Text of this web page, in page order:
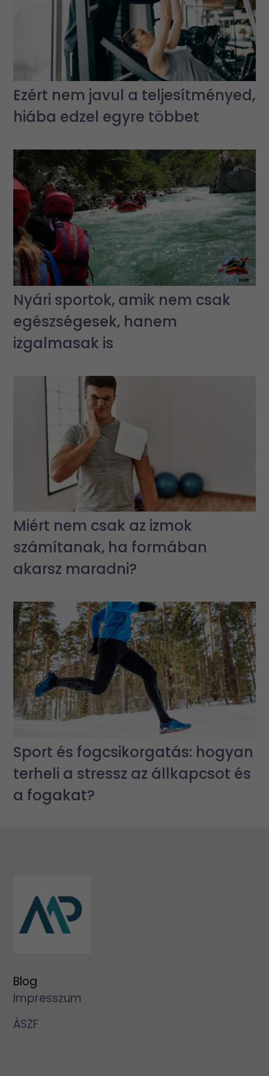
Ezért nem javul a teljesítményed,
hiába edzel egyre többet
Nyári sportok, amik nem csak
egészségesek, hanem
izgalmasak is
Miért nem csak az izmok
számítanak, ha formában
akarsz maradni?
Sport és fogcsikorgatás: hogyan
terheli a stressz az állkapcsot és
a fogakat?
Blog
Impresszum
ÁSZF